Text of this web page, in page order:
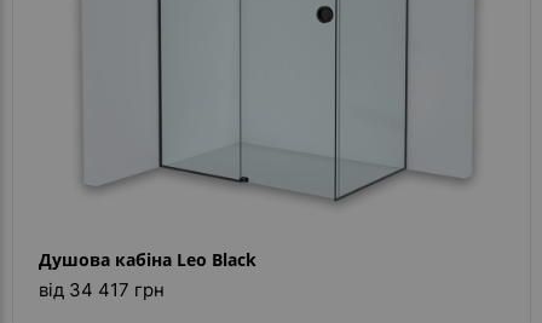
Душова кабіна Leo Black
від 34 417 грн